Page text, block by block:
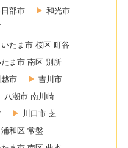
部市
和光市
いたま市 桜区 町谷
たま市 南区 別所
越市
吉川市
八潮市 南川崎
川口市 芝
和区 常盤